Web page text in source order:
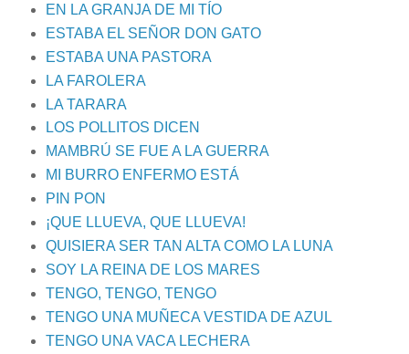
EN LA GRANJA DE MI TÍO
ESTABA EL SEÑOR DON GATO
ESTABA UNA PASTORA
LA FAROLERA
LA TARARA
LOS POLLITOS DICEN
MAMBRÚ SE FUE A LA GUERRA
MI BURRO ENFERMO ESTÁ
PIN PON
¡QUE LLUEVA, QUE LLUEVA!
QUISIERA SER TAN ALTA COMO LA LUNA
SOY LA REINA DE LOS MARES
TENGO, TENGO, TENGO
TENGO UNA MUÑECA VESTIDA DE AZUL
TENGO UNA VACA LECHERA